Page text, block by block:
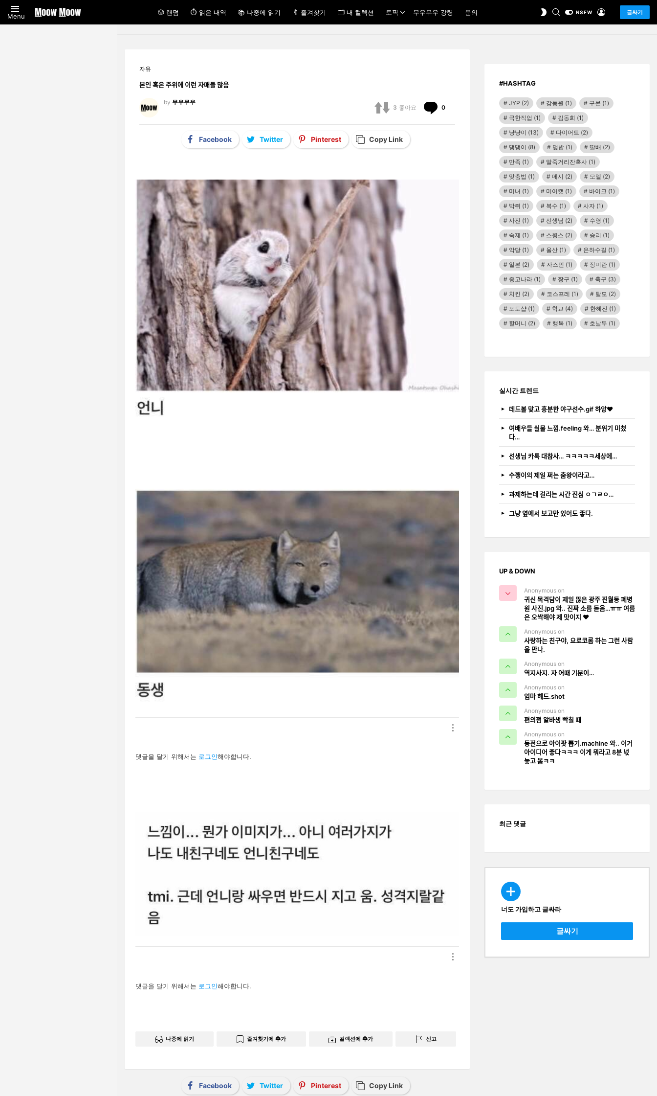
Menu 🎲 랜덤 ⏱ 읽은 내역 📚 나중에 읽기 🔖 즐겨찾기 🗂 내 컬렉션 토픽 무우무우 강령 문의
SWITCHSEARCHNSFW 글싸기
자유
본인 혹은 주위에 이런 자매들 많음
by 무우무우
3 좋아요 0
Facebook Twitter Pinterest Copy Link
답
글
댓글을 달기 위해서는 로그인해야합니다.
답
글
댓글을 달기 위해서는 로그인해야합니다.
나중에 읽기 즐겨찾기에 추가 컬렉션에 추가 신고
Facebook Twitter Pinterest Copy Link
#HASHTAG
JYP (2) 강동원 (1) 구몬 (1)
극한직업 (1) 김동희 (1)
냥냥이 (13) 다이어트 (2)
댕댕이 (8) 덮밥 (1) 딸배 (2)
만족 (1) 말죽거리잔혹사 (1)
맞춤법 (1) 메시 (2) 모델 (2)
미녀 (1) 미어캣 (1) 바이크 (1)
박쥐 (1) 복수 (1) 사자 (1)
사진 (1) 선생님 (2) 수영 (1)
숙제 (1) 스윙스 (2) 승리 (1)
악당 (1) 울산 (1) 은하수길 (1)
일본 (2) 자스민 (1) 장미란 (1)
중고나라 (1) 짱구 (1) 축구 (3)
치킨 (2) 코스프레 (1) 탈모 (2)
포토샵 (1) 학교 (4) 한혜진 (1)
할머니 (2) 행복 (1) 호날두 (1)
실시간 트렌드
데드볼 맞고 흥분한 야구선수.gif 하앙❤️
여배우들 실물 느낌.feeling 와… 분위기 미쳤
다…
선생님 카톡 대참사… ㅋㅋㅋㅋㅋ세상에…
수깽이의 제일 쩌는 춤왕이라고…
과제하는데 걸리는 시간 진심 ㅇㄱㄹㅇ…
그냥 옆에서 보고만 있어도 좋다.
UP & DOWN
Anonymous on
귀신 목격담이 제일 많은 광주 진월동 폐병
원 사진.jpg 와.. 진짜 소름 돋음…ㅠㅠ 여름
은 오싹해야 제 맛이지 ❤️
Anonymous on
사랑하는 친구야, 요로코롬 하는 그런 사람
을 만나.
Anonymous on
역지사지. 자 어때 기분이…
Anonymous on
엄마 헤드.shot
Anonymous on
편의점 알바생 빡칠 때
Anonymous on
동전으로 아이팟 뽑기.machine 와.. 이거
아이디어 좋다ㅋㅋㅋ 이게 뭐라고 8분 넋
놓고 봄ㅋㅋ
최근 댓글
CREATE
너도 가입하고 글싸라
글싸기